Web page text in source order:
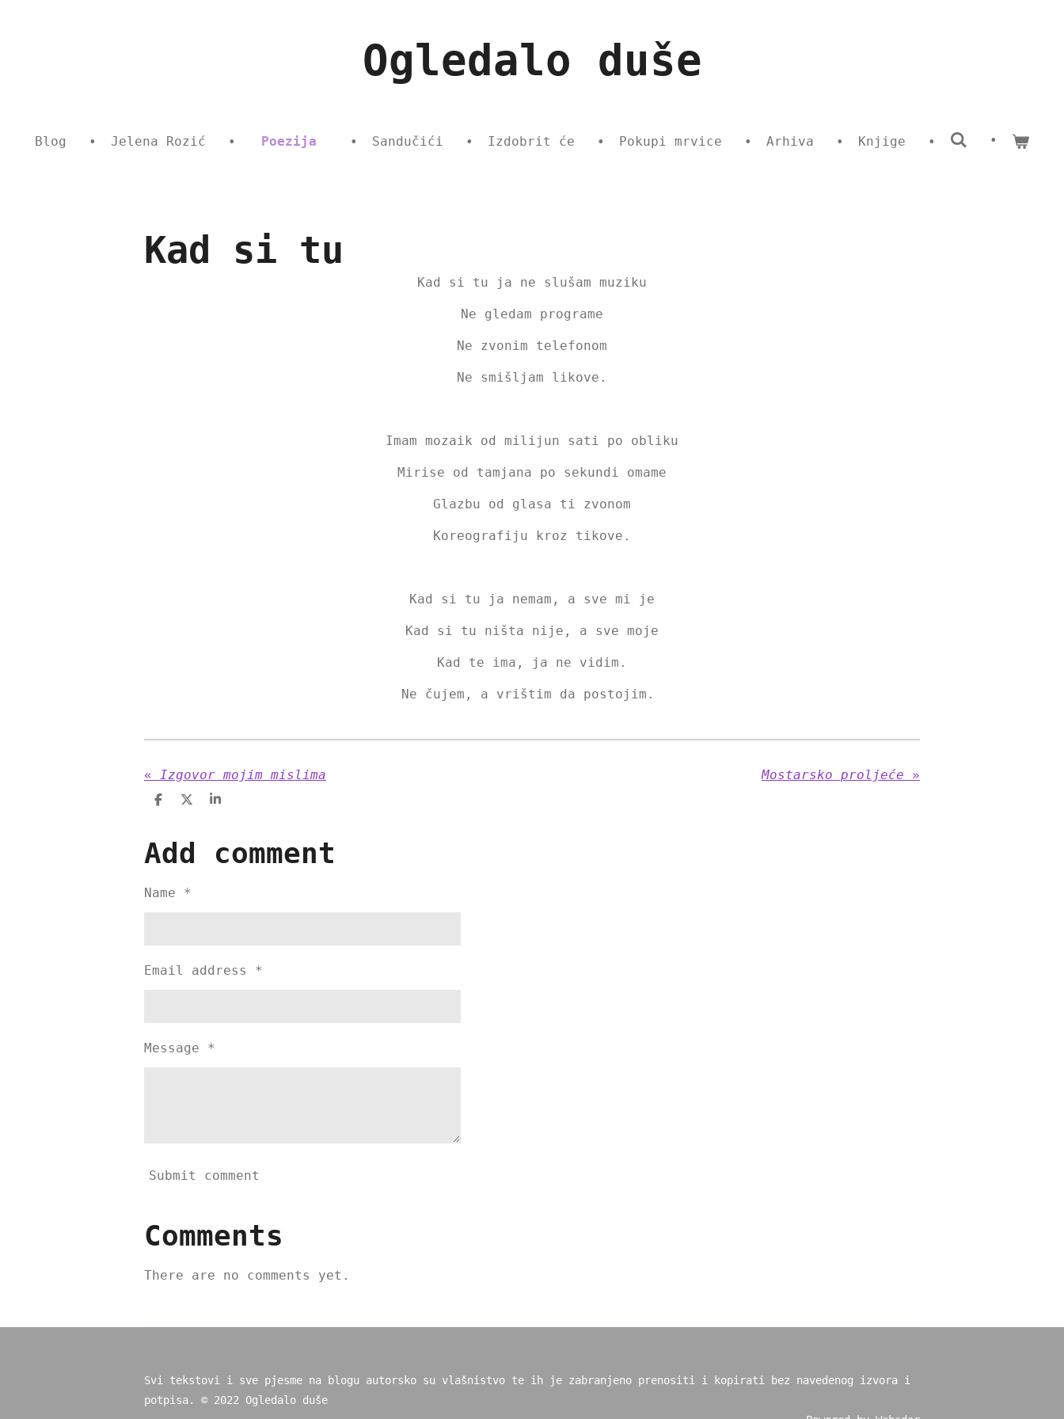
Ogledalo duše
Blog Jelena Rozić Poezija Sandučići Izdobrit će Pokupi mrvice Arhiva Knjige
Kad si tu
Kad si tu ja ne slušam muziku
Ne gledam programe
Ne zvonim telefonom
Ne smišljam likove.
Imam mozaik od milijun sati po obliku
Mirise od tamjana po sekundi omame
Glazbu od glasa ti zvonom
Koreografiju kroz tikove.
Kad si tu ja nemam, a sve mi je
Kad si tu ništa nije, a sve moje
Kad te ima, ja ne vidim.
Ne čujem, a vrištim da postojim.
« Izgovor mojim mislima Mostarsko proljeće »
S
e
S
r
e
S
e
Add comment
Name *
Email address *
Message *
Submit comment
Comments
There are no comments yet.
Svi tekstovi i sve pjesme na blogu autorsko su vlašnistvo te ih je zabranjeno prenositi i kopirati bez navedenog izvora i
potpisa. © 2022 Ogledalo duše